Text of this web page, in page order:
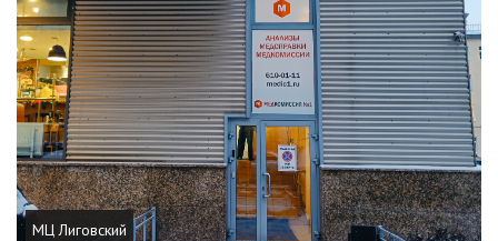
МЦ Лиговский